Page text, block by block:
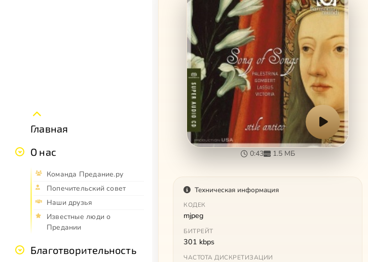
Главная
О нас
Команда Предание.ру
Попечительский совет
Наши друзья
Известные люди о
Предании
Благотворительность
0:43 1.5 МБ
Техническая информация
КОДЕК
mjpeg
БИТРЕЙТ
301 kbps
ЧАСТОТА ДИСКРЕТИЗАЦИИ